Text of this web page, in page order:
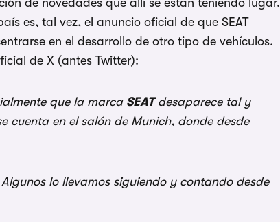
de novedades que allí se están teniendo lugar.
es, tal vez, el anuncio oficial de que SEAT
en el desarrollo de otro tipo de vehículos.
de X (antes Twitter):
que la marca SEATdesaparece tal y
cuenta en el salón de Munich, donde desde
lo llevamos siguiendo y contando desde